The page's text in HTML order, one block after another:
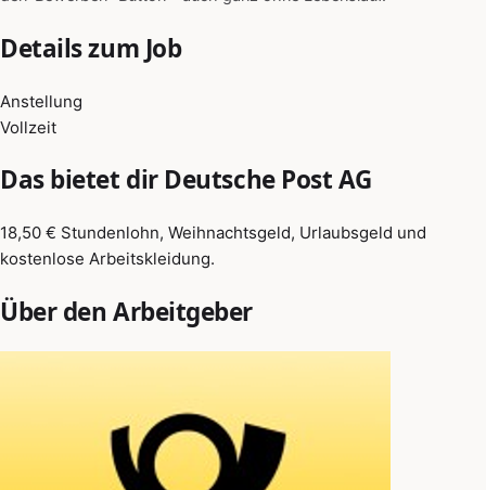
Details zum Job
Anstellung
Vollzeit
Das bietet dir Deutsche Post AG
18,50 € Stundenlohn, Weihnachtsgeld, Urlaubsgeld und
kostenlose Arbeitskleidung.
Über den Arbeitgeber